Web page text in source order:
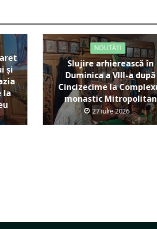
și
la
NOUTĂȚI
Slujire arhierească în
Duminica a VIII-a după
Cincizecime la
monastic Mitropolitan
27 iulie 2026